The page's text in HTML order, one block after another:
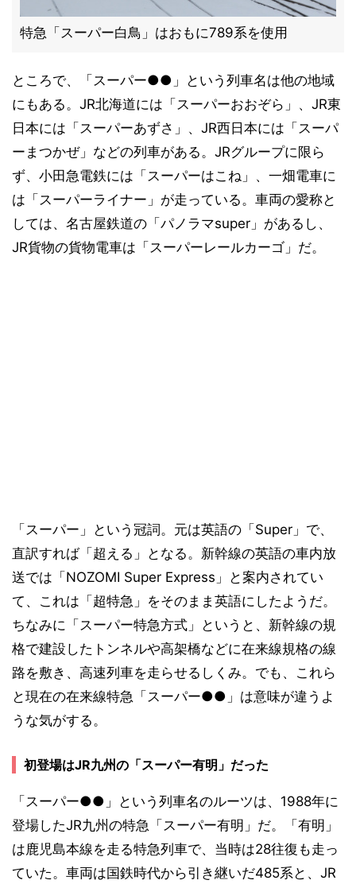
特急「スーパー白鳥」はおもに789系を使用
ところで、「スーパー●●」という列車名は他の地域
にもある。JR北海道には「スーパーおおぞら」、JR東
日本には「スーパーあずさ」、JR西日本には「スーパ
ーまつかぜ」などの列車がある。JRグループに限ら
ず、小田急電鉄には「スーパーはこね」、一畑電車に
は「スーパーライナー」が走っている。車両の愛称と
しては、名古屋鉄道の「パノラマsuper」があるし、
JR貨物の貨物電車は「スーパーレールカーゴ」だ。
「スーパー」という冠詞。元は英語の「Super」で、
直訳すれば「超える」となる。新幹線の英語の車内放
送では「NOZOMI Super Express」と案内されてい
て、これは「超特急」をそのまま英語にしたようだ。
ちなみに「スーパー特急方式」というと、新幹線の規
格で建設したトンネルや高架橋などに在来線規格の線
路を敷き、高速列車を走らせるしくみ。でも、これら
と現在の在来線特急「スーパー●●」は意味が違うよ
うな気がする。
初登場はJR九州の「スーパー有明」だった
「スーパー●●」という列車名のルーツは、1988年に
登場したJR九州の特急「スーパー有明」だ。「有明」
は鹿児島本線を走る特急列車で、当時は28往復も走っ
ていた。車両は国鉄時代から引き継いだ485系と、JR